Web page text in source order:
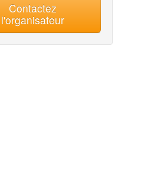
Contactez
l'organisateur